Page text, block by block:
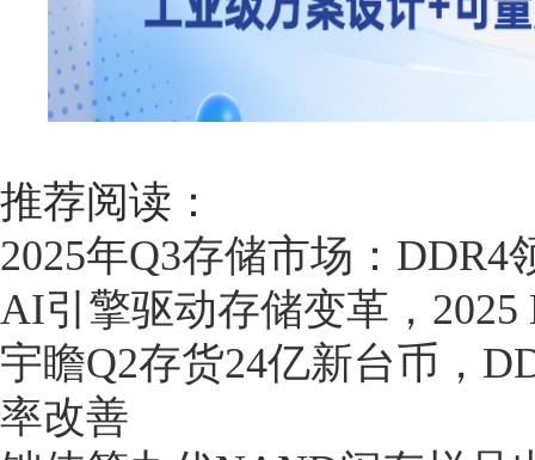
推荐阅读：
2025年Q3存储市场：
AI引擎驱动存储变革，
宇瞻Q2存货24亿新台币，
率改善